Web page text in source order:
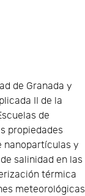
de Granada y
II de la
de
propiedades
nanopartículas y
salinidad en las
térmica
meteorológicas